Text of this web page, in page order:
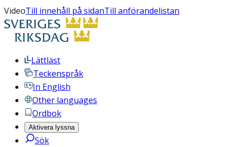
VideoTill innehåll på sidanTill anförandelistan
Lättläst
Teckenspråk
In English
Other languages
Ordbok
Aktivera lyssna
Sök